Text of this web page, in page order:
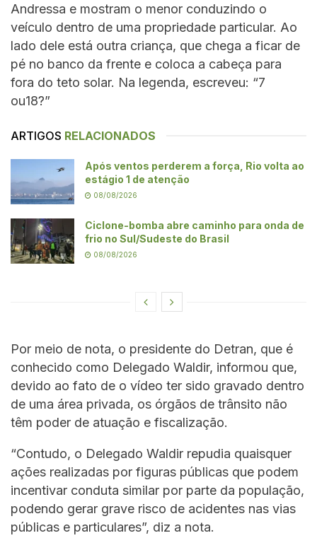
Andressa e mostram o menor conduzindo o
veículo dentro de uma propriedade particular. Ao
lado dele está outra criança, que chega a ficar de
pé no banco da frente e coloca a cabeça para
fora do teto solar. Na legenda, escreveu: “7
ou18?”
ARTIGOS RELACIONADOS
Após ventos perderem a força, Rio volta ao
estágio 1 de atenção
08/08/2026
Ciclone-bomba abre caminho para onda de
frio no Sul/Sudeste do Brasil
08/08/2026
Por meio de nota, o presidente do Detran, que é
conhecido como Delegado Waldir, informou que,
devido ao fato de o vídeo ter sido gravado dentro
de uma área privada, os órgãos de trânsito não
têm poder de atuação e fiscalização.
“Contudo, o Delegado Waldir repudia quaisquer
ações realizadas por figuras públicas que podem
incentivar conduta similar por parte da população,
podendo gerar grave risco de acidentes nas vias
públicas e particulares”, diz a nota.